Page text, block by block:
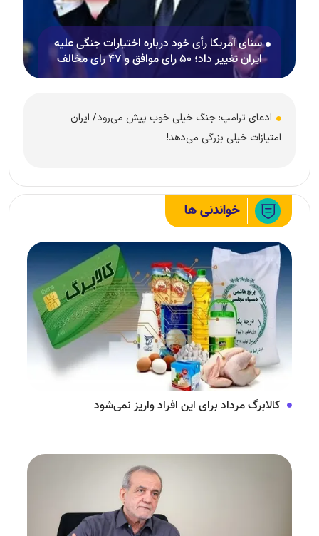
سنای آمریکا رأی خود درباره اختیارات جنگی علیه
ایران تغییر داد؛ ۵۰ رای موافق و ۴۷ رای مخالف
ادعای ترامپ: جنگ خیلی خوب پیش می‌رود/ ایران
امتیازات خیلی بزرگی می‌دهد!
خواندنی ها
کالابرگ مرداد برای این افراد واریز نمی‌شود